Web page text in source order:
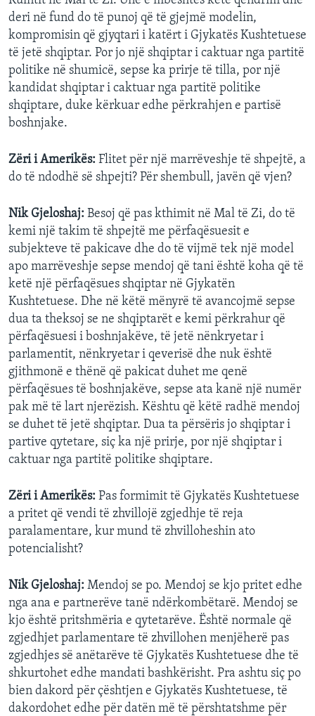
deri në fund do të punoj që të gjejmë modelin,
kompromisin që gjyqtari i katërt i Gjykatës Kushtetuese
të jetë shqiptar. Por jo një shqiptar i caktuar nga partitë
politike në shumicë, sepse ka prirje të tilla, por një
kandidat shqiptar i caktuar nga partitë politike
shqiptare, duke kërkuar edhe përkrahjen e partisë
boshnjake.
Zëri i Amerikës: Flitet për një marrëveshje të shpejtë, a
do të ndodhë së shpejti? Për shembull, javën që vjen?
Nik Gjeloshaj: Besoj që pas kthimit në Mal të Zi, do të
kemi një takim të shpejtë me përfaqësuesit e
subjekteve të pakicave dhe do të vijmë tek një model
apo marrëveshje sepse mendoj që tani është koha që të
ketë një përfaqësues shqiptar në Gjykatën
Kushtetuese. Dhe në këtë mënyrë të avancojmë sepse
dua ta theksoj se ne shqiptarët e kemi përkrahur që
përfaqësuesi i boshnjakëve, të jetë nënkryetar i
parlamentit, nënkryetar i qeverisë dhe nuk është
gjithmonë e thënë që pakicat duhet me qenë
përfaqësues të boshnjakëve, sepse ata kanë një numër
pak më të lart njerëzish. Kështu që këtë radhë mendoj
se duhet të jetë shqiptar. Dua ta përsëris jo shqiptar i
partive qytetare, siç ka një prirje, por një shqiptar i
caktuar nga partitë politike shqiptare.
Zëri i Amerikës: Pas formimit të Gjykatës Kushtetuese
a pritet që vendi të zhvillojë zgjedhje të reja
paralamentare, kur mund të zhvilloheshin ato
potencialisht?
Nik Gjeloshaj: Mendoj se po. Mendoj se kjo pritet edhe
nga ana e partnerëve tanë ndërkombëtarë. Mendoj se
kjo është pritshmëria e qytetarëve. Është normale që
zgjedhjet parlamentare të zhvillohen menjëherë pas
zgjedhjes së anëtarëve të Gjykatës Kushtetuese dhe të
shkurtohet edhe mandati bashkërisht. Pra ashtu siç po
bien dakord për çështjen e Gjykatës Kushtetuese, të
dakordohet edhe për datën më të përshtatshme për